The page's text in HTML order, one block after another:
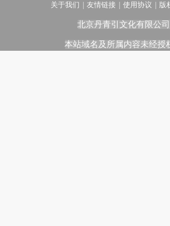
关于我们 友情链接 使用协议 版
北京丹青引文化有限公
本站域名及所属内容未经授